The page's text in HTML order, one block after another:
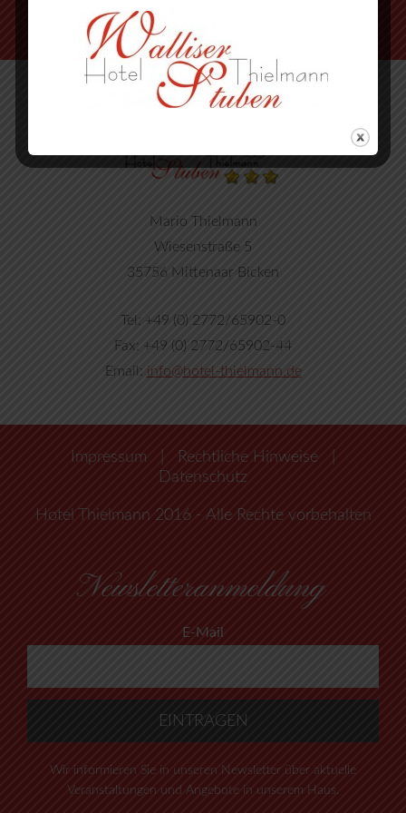
Mario Thielmann
Wiesenstraße 5
35756 Mittenaar Bicken
Tel: +49 (0) 2772/65902-0
Fax: +49 (0) 2772/65902-44
Email: info@hotel-thielmann.de
Impressum Rechtliche Hinweise
Datenschutz
Hotel Thielmann 2016 - Alle Rechte vorbehalten
Newsletteranmeldung
E-Mail
Wir informieren Sie in unseren Newsletter über aktuelle
Veranstaltungen und Angebote in unserem Haus.